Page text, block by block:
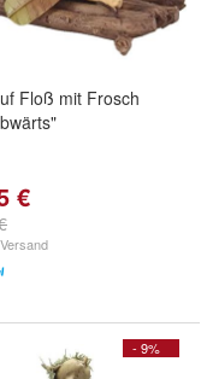
Floß mit Frosch
€
- 9%